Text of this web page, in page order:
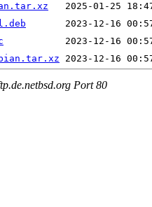
Port 80